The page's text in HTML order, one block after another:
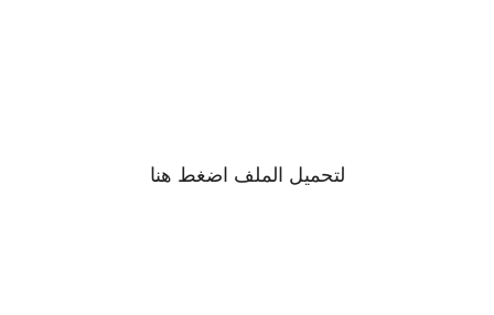
لتحميل الملف اضغط هنا